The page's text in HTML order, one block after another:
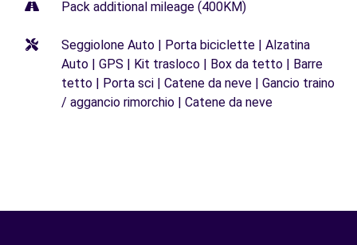
Pack additional mileage (400KM)
Seggiolone Auto | Porta biciclette | Alzatina
Auto | GPS | Kit trasloco | Box da tetto | Barre
tetto | Porta sci | Catene da neve | Gancio traino
/ aggancio rimorchio | Catene da neve